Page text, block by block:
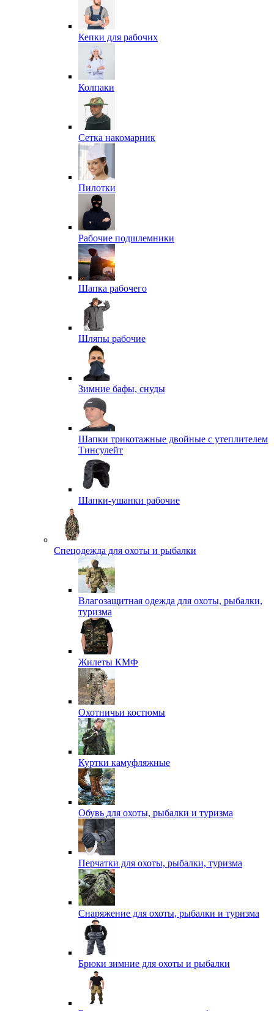
Кепки для рабочих
Колпаки
Сетка накомарник
Пилотки
Рабочие подшлемники
Шапка рабочего
Шляпы рабочие
Зимние бафы, снуды
Шапки трикотажные двойные с утеплителем
Тинсулейт
Шапки-ушанки рабочие
Спецодежда для охоты и рыбалки
Влагозащитная одежда для охоты, рыбалки,
туризма
Жилеты КМФ
Охотничьи костюмы
Куртки камуфляжные
Обувь для охоты, рыбалки и туризма
Перчатки для охоты, рыбалки, туризма
Снаряжение для охоты, рыбалки и туризма
Брюки зимние для охоты и рыбалки